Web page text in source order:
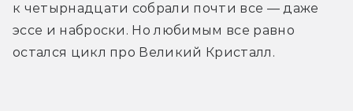
к четырнадцати собрали почти все — даже
эссе и наброски. Но любимым все равно
остался цикл про Великий Кристалл.